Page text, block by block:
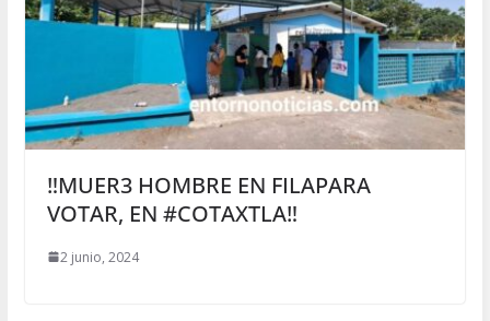
‼️MUER3 HOMBRE EN FILAPARA
VOTAR, EN #COTAXTLA‼️
2 junio, 2024